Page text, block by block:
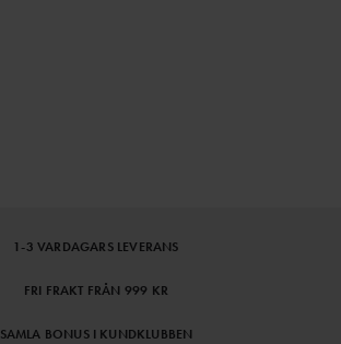
1-3 VARDAGARS LEVERANS
FRI FRAKT FRÅN 999 KR
SAMLA BONUS I KUNDKLUBBEN